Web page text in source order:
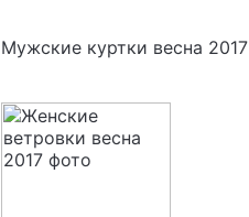
Мужские куртки весна 2017